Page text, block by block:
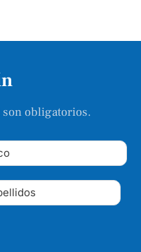
obligatorios.